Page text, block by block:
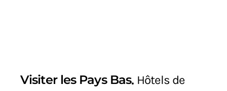
Visiter les Pays Bas Hôtels de